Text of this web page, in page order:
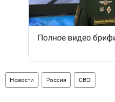
Новости Россия СВО